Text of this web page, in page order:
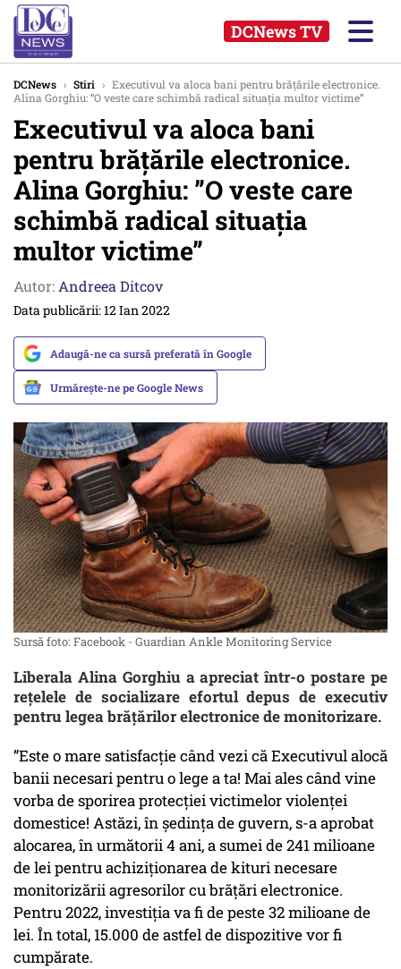
DCNews TV
DCNews › Stiri › Executivul va aloca bani pentru brățările electronice.
Alina Gorghiu: ”O veste care schimbă radical situația multor victime”
Executivul va aloca bani
pentru brățările electronice.
Alina Gorghiu: ”O veste care
schimbă radical situația
multor victime”
Autor: Andreea Ditcov
Data publicării: 12 Ian 2022
Adaugă-ne ca sursă preferată în Google
Urmărește-ne pe Google News
Sursă foto: Facebook - Guardian Ankle Monitoring Service
Liberala Alina Gorghiu a apreciat într-o postare pe
rețelele de socializare efortul depus de executiv
pentru legea brățărilor electronice de monitorizare.
”Este o mare satisfacție când vezi că Executivul alocă
banii necesari pentru o lege a ta! Mai ales când vine
vorba de sporirea protecției victimelor violenței
domestice! Astăzi, în ședința de guvern, s-a aprobat
alocarea, în următorii 4 ani, a sumei de 241 milioane
de lei pentru achiziționarea de kituri necesare
monitorizării agresorilor cu brățări electronice.
Pentru 2022, investiția va fi de peste 32 milioane de
lei. În total, 15.000 de astfel de dispozitive vor fi
cumpărate.